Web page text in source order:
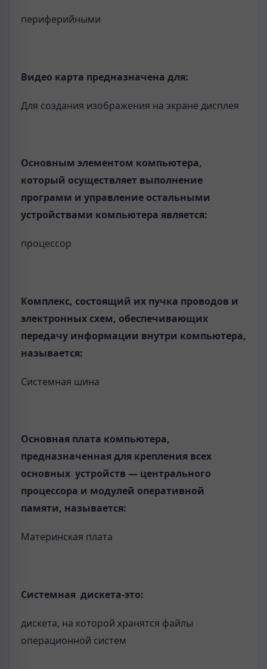
периферийными
Видео карта предназначена для:
Для создания изображения на экране дисплея
Основным элементом компьютера,
который осуществляет выполнение
программ и управление остальными
устройствами компьютера является:
процессор
Комплекс, состоящий их пучка проводов и
электронных схем, обеспечивающих
передачу информации внутри компьютера,
называется:
Системная шина
Основная плата компьютера,
предназначенная для крепления всех
основных устройств — центрального
процессора и модулей оперативной
памяти, называется:
Материнская плата
Системная дискета-это:
дискета, на которой хранятся файлы
операционной систем